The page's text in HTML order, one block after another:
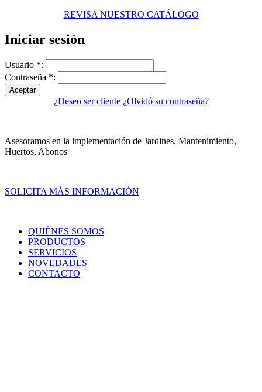
REVISA NUESTRO CATÁLOGO
Iniciar sesión
Usuario *:
Contraseña *:
Aceptar
¿Deseo ser cliente ¿Olvidó su contraseña?
Asesoramos en la implementación de Jardines, Mantenimiento,
Huertos, Abonos
SOLICITA MÁS INFORMACIÓN
QUIÉNES SOMOS
PRODUCTOS
SERVICIOS
NOVEDADES
CONTACTO